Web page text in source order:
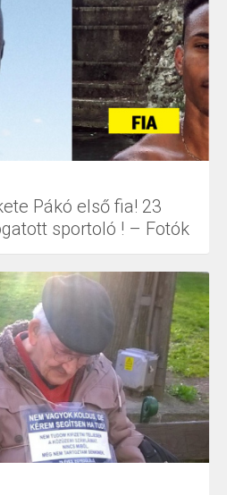
Pákó első fia! 23
sportoló ! – Fotók